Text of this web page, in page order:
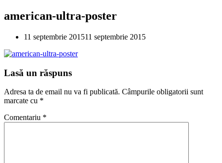
american-ultra-poster
11 septembrie 201511 septembrie 2015
Lasă un răspuns
Adresa ta de email nu va fi publicată. Câmpurile obligatorii sunt
marcate cu *
Comentariu *